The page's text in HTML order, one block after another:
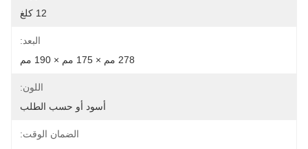
12 كلغ
البعد:
278 مم × 175 مم × 190 مم
اللون:
أسود أو حسب الطلب
الضمان الوقت: